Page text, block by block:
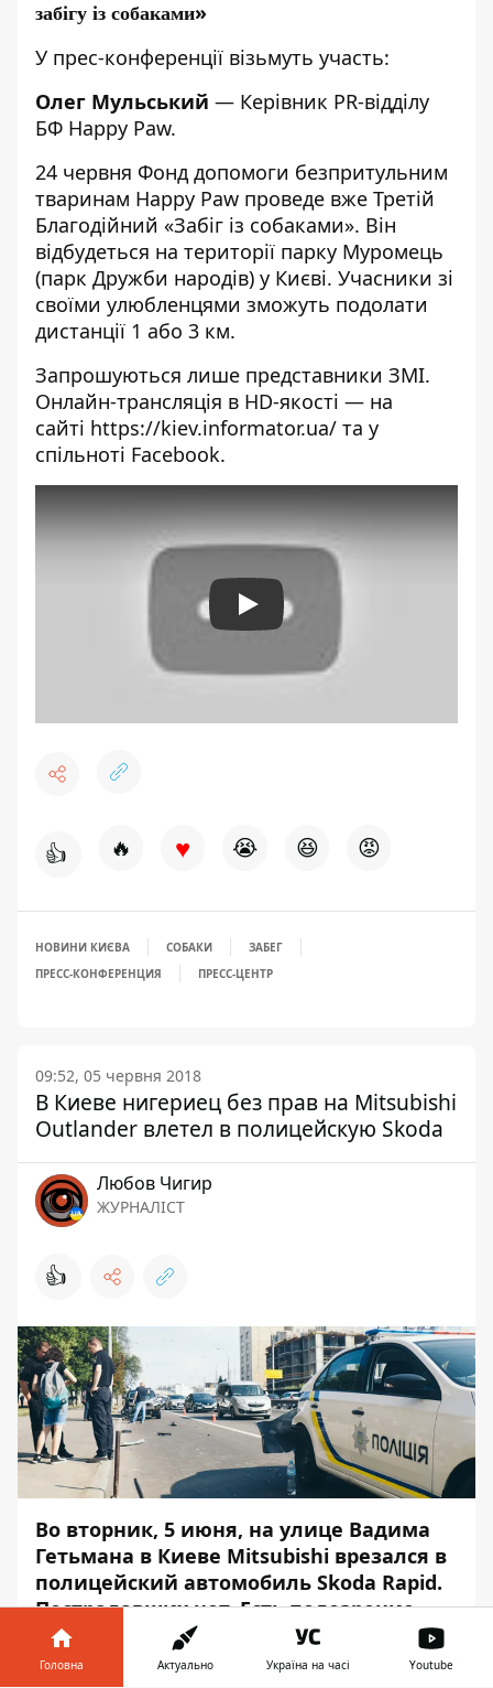
забігу із собаками»
У прес-конференції візьмуть участь:
Олег Мульський — Керівник PR-відділу
БФ Happy Paw.
24 червня Фонд допомоги безпритульним
тваринам Happy Paw проведе вже Третій
Благодійний «Забіг із собаками». Він
відбудеться на території парку Муромець
(парк Дружби народів) у Києві. Учасники зі
своїми улюбленцями зможуть подолати
дистанції 1 або 3 км.
Запрошуються лише представники ЗМІ.
Онлайн-трансляція в HD-якості — на
сайті https://kiev.informator.ua/ та у
спільноті Facebook.
Play
👍 🔥 ♥ 😭 😆 😡
НОВИНИ КИЄВА СОБАКИ
ЗАБЕГ
ПРЕСС-КОНФЕРЕНЦИЯ
ПРЕСС-ЦЕНТР
09:52, 05 червня 2018
В Киеве нигериец без прав на Mitsubishi
Outlander влетел в полицейскую Skoda
Любов Чигир
ЖУРНАЛІСТ
👍
Во вторник, 5 июня, на улице Вадима
Гетьмана в Киеве Mitsubishi врезался в
полицейский автомобиль Skoda Rapid.
Пострадавших нет. Есть подозрение,
что водитель легковушки находился
под действием наркотиков.
Головна Актуально Україна на часі Youtube